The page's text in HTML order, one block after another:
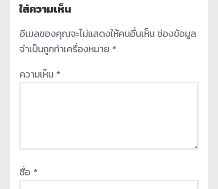
ใส่ความเห็น
อีเมลของคุณจะไม่แสดงให้คนอื่นเห็น ช่องข้อมูล
จำเป็นถูกทำเครื่องหมาย *
ความเห็น *
ชื่อ *